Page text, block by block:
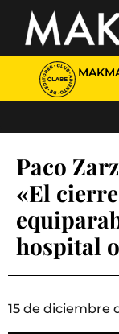
Paco
«El
hospital
15 de diciembre